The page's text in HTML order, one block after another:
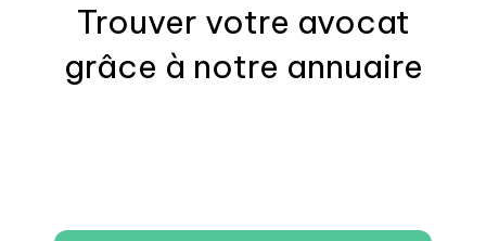
Trouver votre avocat
grâce à notre annuaire